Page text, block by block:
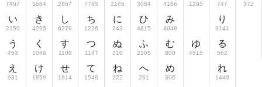
7497
い
2150
う
453
え
931
5684
き
4295
く
1046
け
1859
2867
し
6279
す
1108
せ
1814
7745
ち
1226
つ
1147
て
1546
2165
に
243
ぬ
210
ね
222
3084
ひ
4615
ふ
2105
へ
261
4166
み
4048
む
800
め
306
1295
ゆ
4515
747
り
3141
る
562
れ
1449
372